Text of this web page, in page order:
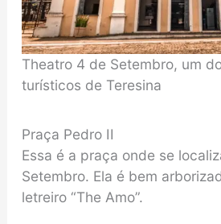
Theatro 4 de Setembro, um
turísticos de Teresina
Praça Pedro II
Essa é a praça onde se
Setembro. Ela é bem
letreiro “The Amo”.